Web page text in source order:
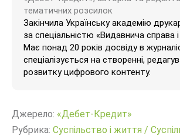
тематичних розсилок
Закінчила Українську академію
за спеціальністю «Видавнича справа
Має понад 20 років досвіду в
спеціалізується на створенні,
розвитку цифрового контенту.
Джерело: «Дебет-Кредит»
Рубрика: Суспільство і життя /